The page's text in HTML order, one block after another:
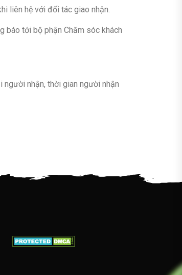
liên hệ với đối tác giao nhận.
báo tới bộ phận Chăm sóc khách
người nhận, thời gian người nhận